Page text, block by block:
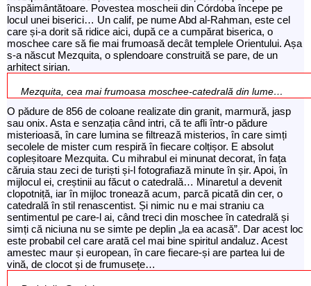
înspăimântătoare. Povestea moscheii din Córdoba începe pe
locul unei biserici… Un calif, pe nume Abd al-Rahman, este cel
care și-a dorit să ridice aici, după ce a cumpărat biserica, o
moschee care să fie mai frumoasă decât templele Orientului. Așa
s-a născut Mezquita, o splendoare construită se pare, de un
arhitect sirian.
Mezquita, cea mai frumoasa moschee-catedrală din lume…
O pădure de 856 de coloane realizate din granit, marmură, jasp
sau onix. Asta e senzația când intri, că te afli într-o pădure
misterioasă, în care lumina se filtrează misterios, în care simți
secolele de mister cum respiră în fiecare colțișor. E absolut
copleșitoare Mezquita. Cu mihrabul ei minunat decorat, în fața
căruia stau zeci de turiști și-l fotografiază minute în șir. Apoi, în
mijlocul ei, creștinii au făcut o catedrală… Minaretul a devenit
clopotniță, iar în mijloc tronează acum, parcă picată din cer, o
catedrală în stil renascentist. Și nimic nu e mai straniu ca
sentimentul pe care-l ai, când treci din moschee în catedrală și
simți că niciuna nu se simte pe deplin „la ea acasă”. Dar acest loc
este probabil cel care arată cel mai bine spiritul andaluz. Acest
amestec maur și european, în care fiecare-și are partea lui de
vină, de clocot și de frumusețe…